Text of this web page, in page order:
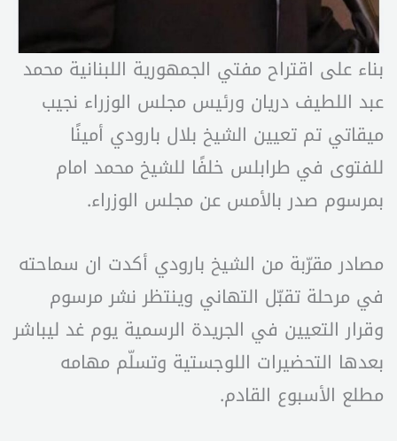
بناء على اقتراح مفتي الجمهورية اللبنانية محمد
عبد اللطيف دريان ورئيس مجلس الوزراء نجيب
ميقاتي تم تعيين الشيخ بلال بارودي أمينًا
للفتوى في طرابلس خلفًا للشيخ محمد امام
بمرسوم صدر بالأمس عن مجلس الوزراء.
مصادر مقرّبة من الشيخ بارودي أكدت ان سماحته
في مرحلة تقبّل التهاني وينتظر نشر مرسوم
وقرار التعيين في الجريدة الرسمية يوم غد ليباشر
بعدها التحضيرات اللوجستية وتسلّم مهامه
مطلع الأسبوع القادم.